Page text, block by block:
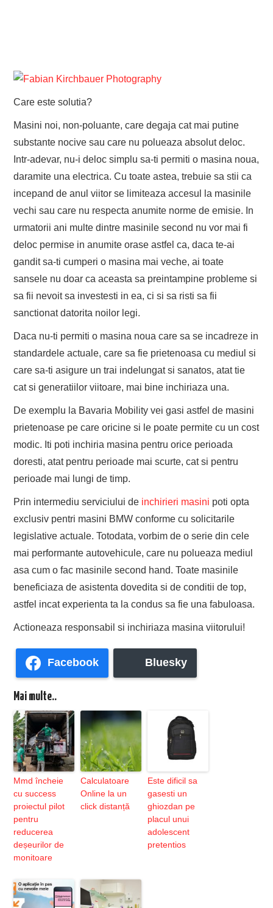
Care este solutia?
Masini noi, non-poluante, care degaja cat mai putine
substante nocive sau care nu polueaza absolut deloc.
Intr-adevar, nu-i deloc simplu sa-ti permiti o masina noua,
daramite una electrica. Cu toate astea, trebuie sa stii ca
incepand de anul viitor se limiteaza accesul la masinile
vechi sau care nu respecta anumite norme de emisie. In
urmatorii ani multe dintre masinile second nu vor mai fi
deloc permise in anumite orase astfel ca, daca te-ai
gandit sa-ti cumperi o masina mai veche, ai toate
sansele nu doar ca aceasta sa preintampine probleme si
sa fii nevoit sa investesti in ea, ci si sa risti sa fii
sanctionat datorita noilor legi.
Daca nu-ti permiti o masina noua care sa se incadreze in
standardele actuale, care sa fie prietenoasa cu mediul si
care sa-ti asigure un trai indelungat si sanatos, atat tie
cat si generatiilor viitoare, mai bine inchiriaza una.
De exemplu la Bavaria Mobility vei gasi astfel de masini
prietenoase pe care oricine si le poate permite cu un cost
modic. Iti poti inchiria masina pentru orice perioada
doresti, atat pentru perioade mai scurte, cat si pentru
perioade mai lungi de timp.
Prin intermediu serviciului de inchirieri masini poti opta
exclusiv pentri masini BMW conforme cu solicitarile
legislative actuale. Totodata, vorbim de o serie din cele
mai performante autovehicule, care nu polueaza mediul
asa cum o fac masinile second hand. Toate masinile
beneficiaza de asistenta dovedita si de conditii de top,
astfel incat experienta ta la condus sa fie una fabuloasa.
Actioneaza responsabil si inchiriaza masina viitorului!
Facebook Bluesky
Mai multe..
Mmd încheie
cu success
proiectul pilot
pentru
reducerea
deșeurilor de
monitoare
Calculatoare
Online la un
click distanță
Este dificil sa
gasesti un
ghiozdan pe
placul unui
adolescent
pretentios